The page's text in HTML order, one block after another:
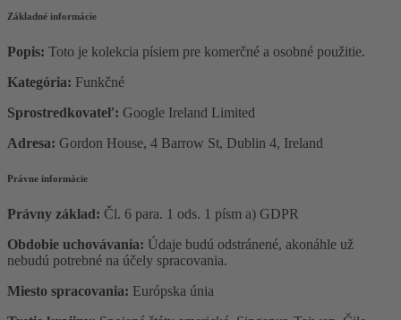
Základné informácie
Popis: Toto je kolekcia písiem pre komerčné a osobné použitie.
Kategória: Funkčné
Sprostredkovateľ: Google Ireland Limited
Adresa: Gordon House, 4 Barrow St, Dublin 4, Ireland
Právne informácie
Právny základ: Čl. 6 para. 1 ods. 1 písm a) GDPR
Obdobie uchovávania: Údaje budú odstránené, akonáhle už
nebudú potrebné na účely spracovania.
Miesto spracovania: Európska únia